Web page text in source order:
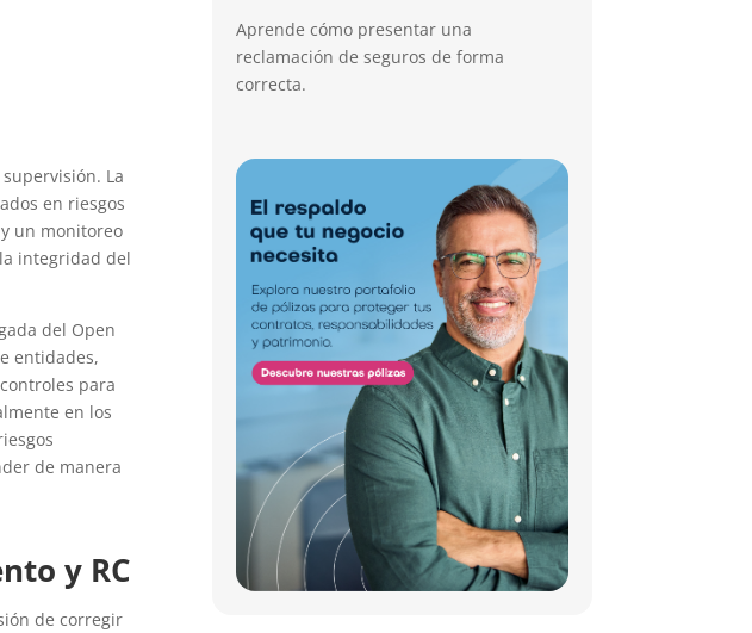
La
en riesgos
un monitoreo
integridad del
del Open
entidades,
para
en los
de manera
y RC
de corregir
Aprende cómo presentar una
reclamación de seguros de forma
correcta.